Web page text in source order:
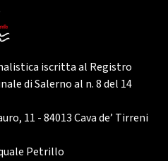
iscritta al Registro
di Salerno al n. 8 del 14
11 - 84013 Cava de’ Tirreni
Petrillo